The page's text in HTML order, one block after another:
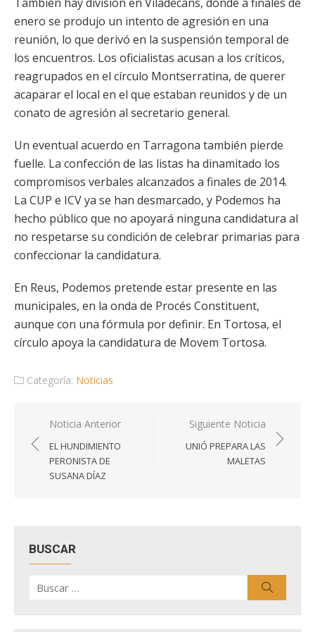
enero se produjo un intento de agresión en una
reunión, lo que derivó en la suspensión temporal de
los encuentros. Los oficialistas acusan a los críticos,
reagrupados en el círculo Montserratina, de querer
acaparar el local en el que estaban reunidos y de un
conato de agresión al secretario general.
Un eventual acuerdo en Tarragona también pierde
fuelle. La confección de las listas ha dinamitado los
compromisos verbales alcanzados a finales de 2014.
La CUP e ICV ya se han desmarcado, y Podemos ha
hecho público que no apoyará ninguna candidatura al
no respetarse su condición de celebrar primarias para
confeccionar la candidatura.
En Reus, Podemos pretende estar presente en las
municipales, en la onda de Procés Constituent,
aunque con una fórmula por definir. En Tortosa, el
círculo apoya la candidatura de Movem Tortosa.
Categoría: Noticias
Navegación
de
entradas
Noticia Anterior
EL HUNDIMIENTO
PERONISTA DE
SUSANA DÍAZ
Siguiente Noticia
UNIÓ PREPARA LAS
MALETAS
BUSCAR
por: